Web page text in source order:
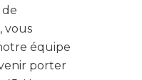
de
vous
équipe
porter